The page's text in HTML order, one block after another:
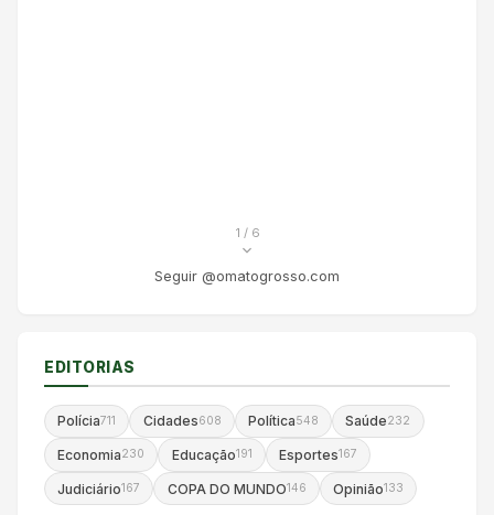
1 / 6
Seguir @omatogrosso.com
EDITORIAS
Polícia711 Cidades608 Política548 Saúde232
Economia230 Educação191 Esportes167
Judiciário167 COPA DO MUNDO146 Opinião133